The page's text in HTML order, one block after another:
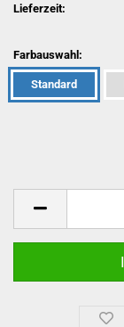
Lieferzeit:
Farbauswahl:
Standard